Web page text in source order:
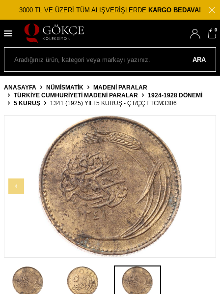
3000 TL VE ÜZERİ TÜM ALIŞVERİŞLERDE KARGO BEDAVA!
ARA
0
ANASAYFA NÜMİSMATİK
MADENI PARALAR
TÜRKIYE CUMHURIYETI MADENI PARALAR
1924-1928 DÖNEMI
5 KURUŞ
1341 (1925) YILI 5 KURUŞ - ÇT/ÇÇT TCM3306